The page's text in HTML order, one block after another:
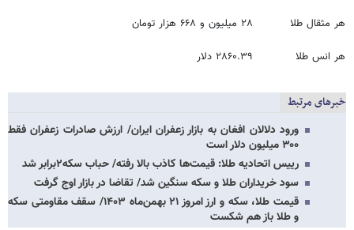
هر مثقال طلا ۲۸ میلیون و ۶۶۸ هزار تومان
هر انس طلا ۲۸۶۰.۳۹ دلار
خبرهای مرتبط
ورود دلالان افغان به بازار زعفران ایران/ ارزش صادرات زعفران فقط
۳۰۰ میلیون دلار است
رییس اتحادیه طلا: قیمت‌ها کاذب بالا رفته/ حباب سکه۲برابر شد
سود خریداران طلا و سکه سنگین شد/ تقاضا در بازار اوج گرفت
قیمت طلا، سکه و ارز امروز ۲۱ بهمن‌ماه ۱۴۰۳/ سقف مقاومتی سکه
و طلا باز هم شکست